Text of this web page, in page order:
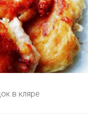
в кляре